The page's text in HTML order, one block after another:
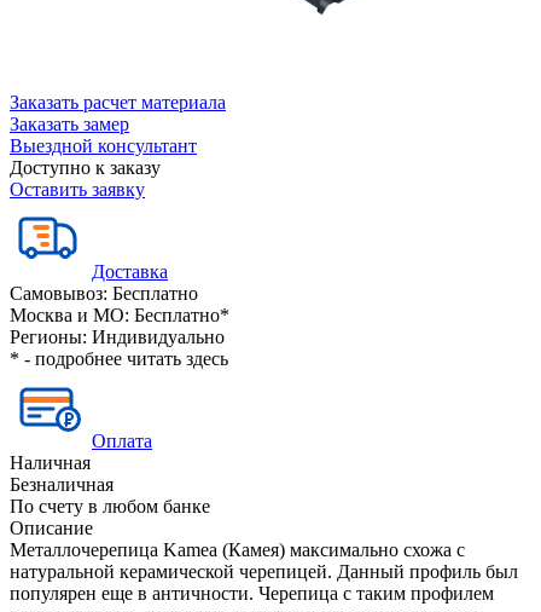
Заказать расчет материала
Заказать замер
Выездной консультант
Доступно к заказу
Оставить заявку
Доставка
Самовывоз: Бесплатно
Москва и МО: Бесплатно*
Регионы: Индивидуально
* - подробнее читать здесь
Оплата
Наличная
Безналичная
По счету в любом банке
Описание
Металлочерепица Kamea (Камея) максимально схожа с
натуральной керамической черепицей. Данный профиль был
популярен еще в античности. Черепица с таким профилем